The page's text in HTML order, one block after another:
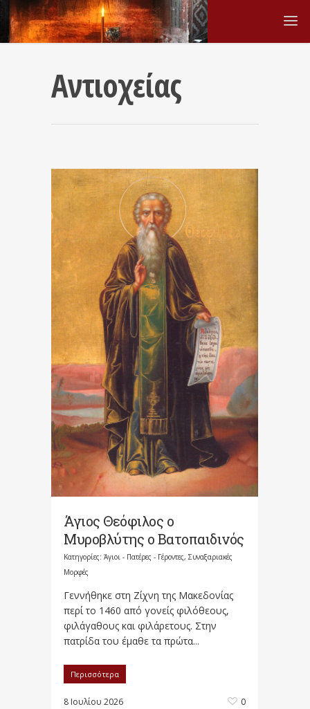
Αντιοχείας
Άγιος Θεόφιλος ο
Μυροβλύτης ο Βατοπαιδινός
Κατηγορίες: Άγιοι - Πατέρες - Γέροντες, Συναξαριακές
Μορφές
Γεννήθηκε στη Ζίχνη της Μακεδονίας
περί το 1460 από γονείς φιλόθεους,
φιλάγαθους και φιλάρετους. Στην
πατρίδα του έμαθε τα πρώτα...
Περισσότερα
8 Ιουλίου 2026 0